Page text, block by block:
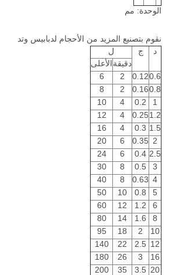
الوحدة: مم
نقوم بتصنيع المزيد من الأحجام لدبابيس وتد
د
ج
ل
دقيقةالأعلى
0.6
0.12
2
6
0.8
0.16
2
8
1
0.2
4
10
1.2
0.25
4
12
1.5
0.3
4
16
2
0.35
6
20
2.5
0.4
6
24
3
0.5
8
30
4
0.63
8
40
5
0.8
10
50
6
1.2
12
60
8
1.6
14
80
10
2
18
95
12
2.5
22
140
16
3
26
180
20
3.5
35
200